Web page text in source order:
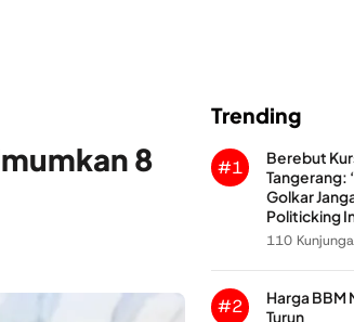
8
Trending
#1
Berebut
Tangerang:
Golkar
Politicking
110
#2
Harga BBM
Turun